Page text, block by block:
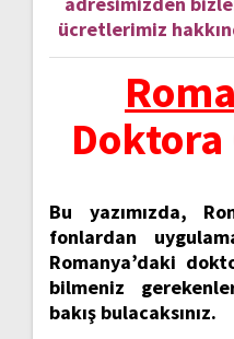
ücretlerimiz
Doktora
Bu yazımızda,
fonlardan
Romanya’daki
bilmeniz
bakış bulacaksınız.